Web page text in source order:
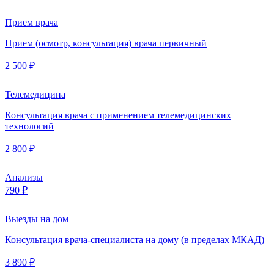
Прием врача
Прием (осмотр, консультация) врача первичный
2 500 ₽
Телемедицина
Консультация врача с применением телемедицинских
технологий
2 800 ₽
Анализы
790 ₽
Выезды на дом
Консультация врача-специалиста на дому (в пределах МКАД)
3 890 ₽